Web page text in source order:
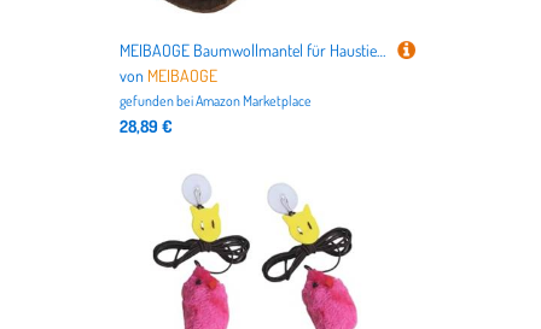
MEIBAOGE Baumwollmantel für Haustiere, modische Haustier-Oberbekleidung, wasserdicht, bequem, Mantel für Medien bis große Hunde
von MEIBAOGE
gefunden beiAmazon Marketplace
28,89 €